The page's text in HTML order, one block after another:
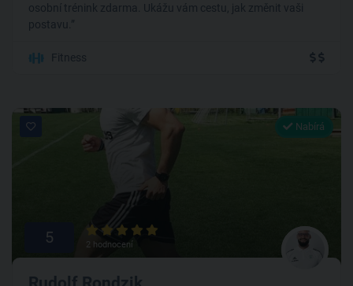
osobní trénink zdarma. Ukážu vám cestu, jak změnit vaši
postavu.”
Fitness
Nabírá
5 2 hodnocení